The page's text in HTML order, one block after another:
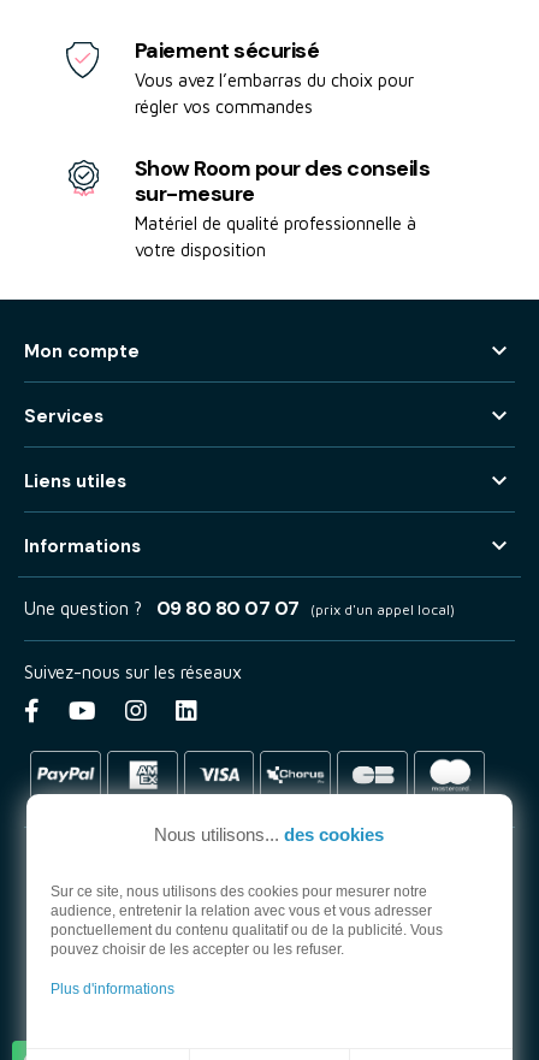
Paiement sécurisé
Vous avez l’embarras du choix pour
régler vos commandes
Show Room pour des conseils
sur-mesure
Matériel de qualité professionnelle à
votre disposition
Mon compte 
Services 
Liens utiles 
Informations 
Nous utilisons... des cookies
Sur ce site, nous utilisons des cookies pour mesurer notre
audience, entretenir la relation avec vous et vous adresser
ponctuellement du contenu qualitatif ou de la publicité. Vous
pouvez choisir de les accepter ou les refuser.
Plus d'informations
Une question ? 09 80 80 07 07 (prix d'un appel local)
Suivez-nous sur les réseaux
PARTENAIRE OFFICIEL